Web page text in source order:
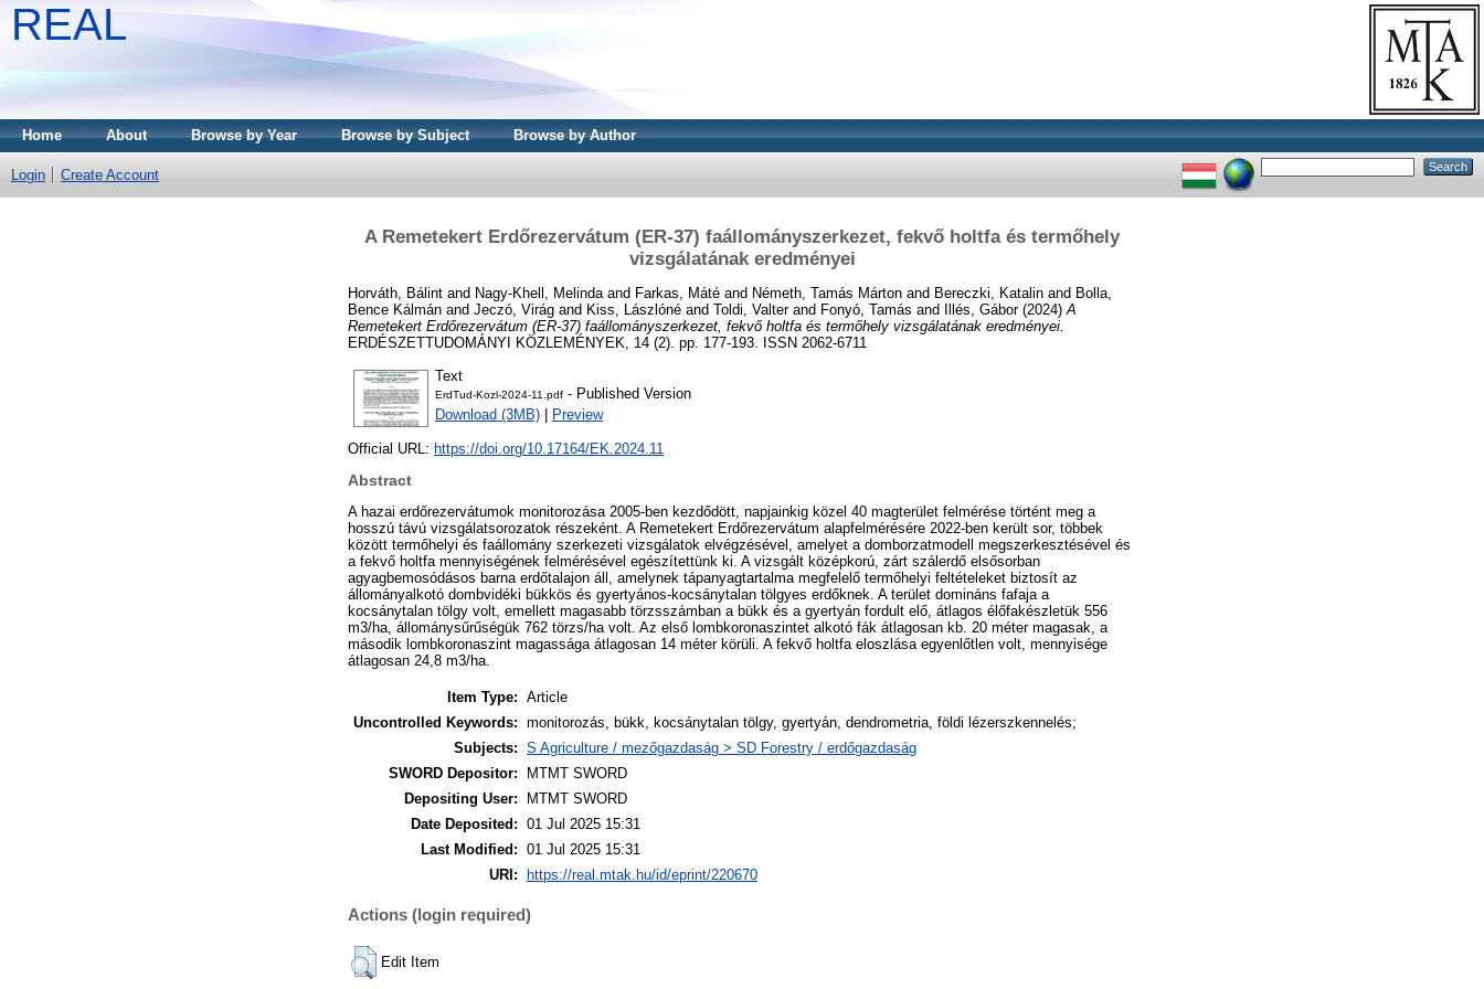
REAL
Home About Browse by Year Browse by Subject Browse by Author
Login Create Account
A Remetekert Erdőrezervátum (ER-37) faállományszerkezet, fekvő holtfa és termőhely
vizsgálatának eredményei
Horváth, Bálint and Nagy-Khell, Melinda and Farkas, Máté and Németh, Tamás Márton and Bereczki, Katalin and Bolla,
Bence Kálmán and Jeczó, Virág and Kiss, Lászlóné and Toldi, Valterand Fonyó, Tamás and Illés, Gábor(2024) A
Remetekert Erdőrezervátum (ER-37) faállományszerkezet, fekvő holtfa és termőhely vizsgálatának eredményei.
ERDÉSZETTUDOMÁNYI KÖZLEMÉNYEK, 14 (2). pp. 177-193. ISSN 2062-6711
Text
ErdTud-Kozl-2024-11.pdf - Published Version
Download (3MB)
Preview
Official URL: https://doi.org/10.17164/EK.2024.11
Abstract
A hazai erdőrezervátumok monitorozása 2005-ben kezdődött, napjainkig közel 40 magterület felmérése történt meg a
hosszú távú vizsgálatsorozatok részeként. A Remetekert Erdőrezervátum alapfelmérésére 2022-ben került sor, többek
között termőhelyi és faállomány szerkezeti vizsgálatok elvégzésével, amelyet a domborzatmodell megszerkesztésével és
a fekvő holtfa mennyiségének felmérésével egészítettünk ki. A vizsgált középkorú, zárt szálerdő elsősorban
agyagbemosódásos barna erdőtalajon áll, amelynek tápanyagtartalma megfelelő termőhelyi feltételeket biztosít az
állományalkotó dombvidéki bükkös és gyertyános-kocsánytalan tölgyes erdőknek. A terület domináns fafaja a
kocsánytalan tölgy volt, emellett magasabb törzsszámban a bükk és a gyertyán fordult elő, átlagos élőfakészletük 556
m3/ha, állománysűrűségük 762 törzs/ha volt. Az első lombkoronaszintet alkotó fák átlagosan kb. 20 méter magasak, a
második lombkoronaszint magassága átlagosan 14 méter körüli. A fekvő holtfa eloszlása egyenlőtlen volt, mennyisége
átlagosan 24,8 m3/ha.
Item Type: Article
Uncontrolled Keywords: monitorozás, bükk, kocsánytalan tölgy, gyertyán, dendrometria, földi lézerszkennelés;
Subjects: S Agriculture / mezőgazdaság > SD Forestry / erdőgazdaság
SWORD Depositor:
MTMT SWORD
Depositing User:
MTMT SWORD
Date Deposited: 01 Jul 2025 15:31
Last Modified: 01 Jul 2025 15:31
URI:
https://real.mtak.hu/id/eprint/220670
Actions (login required)
Edit Item